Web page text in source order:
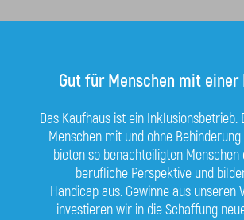
Gut für Menschen mit einer
Das Kaufhaus ist ein Inklusionsbetrieb.
Menschen mit und ohne
bieten so benachteiligten
berufliche Perspektive und
Handicap aus. Gewinne aus unseren
investieren wir in die Schaffung